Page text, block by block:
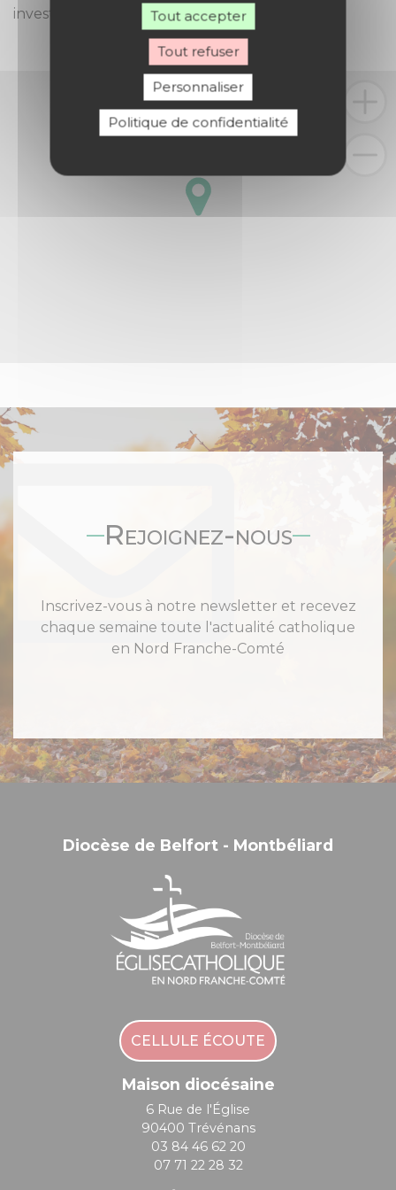
investie dans les paroisses de notre diocèse.
Rejoignez-nous
Inscrivez-vous à notre newsletter et recevez
chaque semaine toute l'actualité catholique
en Nord Franche-Comté
Diocèse de Belfort - Montbéliard
CELLULE ÉCOUTE
Maison diocésaine
6 Rue de l'Église
90400 Trévénans
03 84 46 62 20
07 71 22 28 32
Tout accepter
Tout refuser
Personnaliser
Politique de confidentialité